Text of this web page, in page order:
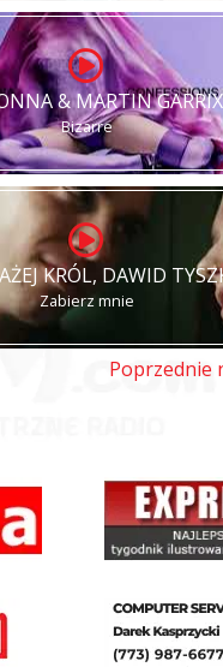
& MARTIN GARRIX
Bizarre
KRÓL, DAWID
Zabierz mnie
Poprzednie